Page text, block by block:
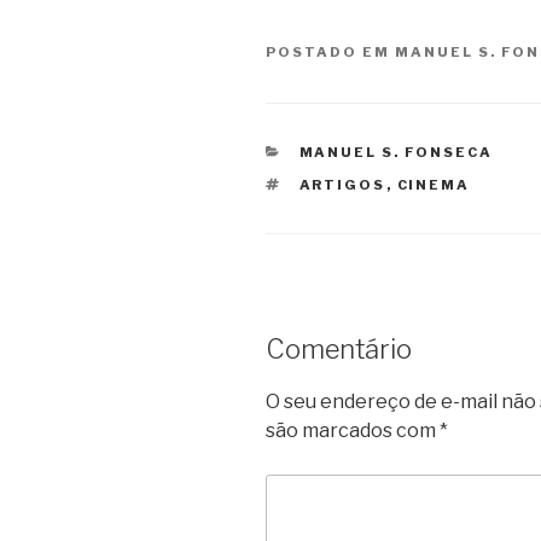
POSTADO EM MANUEL S.
CATEGORIAS
MANUEL S. FONSECA
TAGS
ARTIGOS , CINEMA
Comentário
O seu endereço de e-mail
são marcados com *